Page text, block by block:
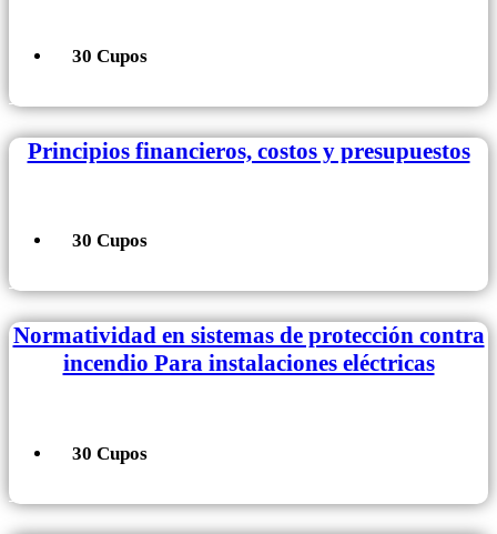
30 Cupos
+ Información
Principios financieros, costos y presupuestos
30 Cupos
+ Información
Normatividad en sistemas de protección contra
incendio Para instalaciones eléctricas
30 Cupos
+ Información